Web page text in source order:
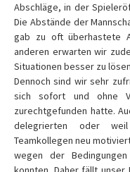
Abschläge, in der
Die Abstände der
gab zu oft überhastete
anderen erwarten wir
Situationen besser zu
Dennoch sind wir sehr
sich sofort und ohne
zurechtgefunden hatte.
delegrierten oder
Teamkollegen neu
wegen der